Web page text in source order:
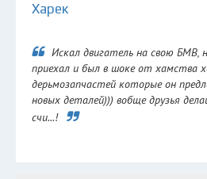
Харек
Искал двигатель на свою БМВ,
приехал и был в шоке от хамства
дерьмозапчастей которые он
новых деталей))) вобще друзья
счи...!